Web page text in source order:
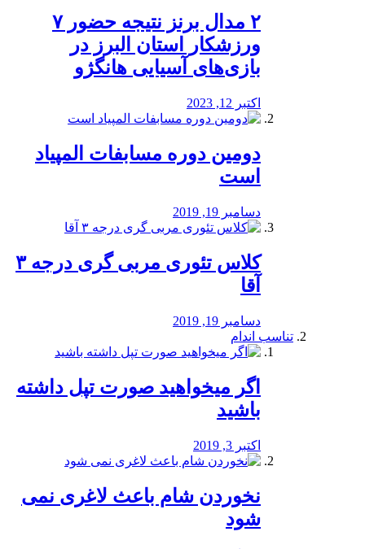
۲ مدال برنز نتیجه حضور ۷
ورزشکار استان البرز در
بازی‌های آسیایی هانگژو
اکتبر 12, 2023
دومین دوره مسابفات المپیاد
است
دسامبر 19, 2019
کلاس تئوری مربی گری درجه ۳
آقا
دسامبر 19, 2019
تناسب اندام
اگر میخواهید صورت تپل داشته
باشید
اکتبر 3, 2019
نخوردن شام باعث لاغری نمی
‌شود